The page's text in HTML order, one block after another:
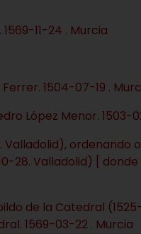
11-24 . Murcia
1504-07-19 .
López Menor. 1503-
Valladolid), ordenando
28. Valladolid) [
de la Catedral
1569-03-22 . Murcia